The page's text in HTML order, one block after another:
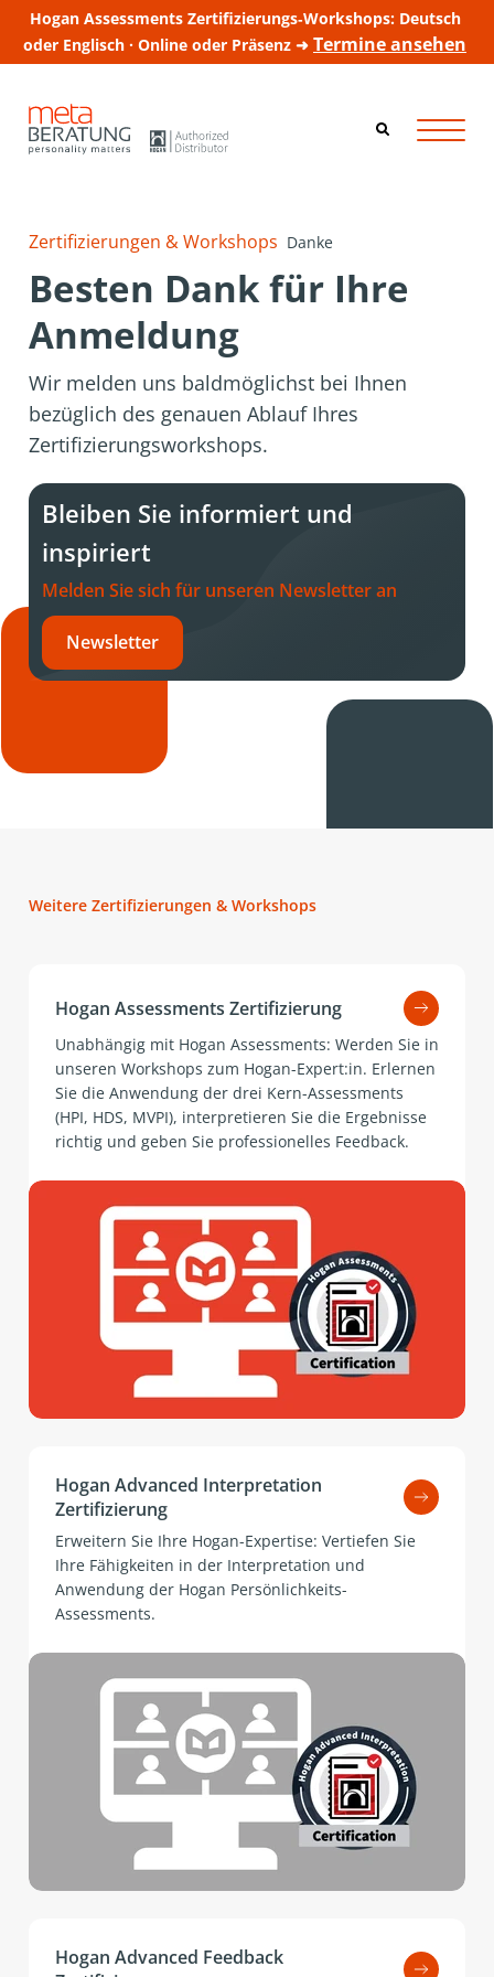
Hogan Assessments Zertifizierungs‑Workshops: Deutsch
oder Englisch · Online oder Präsenz ➜ Termine ansehen
Zertifizierungen & Workshops Danke
Besten Dank für Ihre
Anmeldung
Wir melden uns baldmöglichst bei Ihnen
bezüglich des genauen Ablauf Ihres
Zertifizierungsworkshops.
Bleiben Sie informiert und
inspiriert
Melden Sie sich für unseren Newsletter an
Newsletter
Weitere Zertifizierungen & Workshops
Hogan Assessments Zertifizierung
Unabhängig mit Hogan Assessments: Werden Sie in
unseren Workshops zum Hogan-Expert:in. Erlernen
Sie die Anwendung der drei Kern-Assessments
(HPI, HDS, MVPI), interpretieren Sie die Ergebnisse
richtig und geben Sie professionelles Feedback.
Hogan Advanced Interpretation
Zertifizierung
Erweitern Sie Ihre Hogan-Expertise: Vertiefen Sie
Ihre Fähigkeiten in der Interpretation und
Anwendung der Hogan Persönlichkeits-
Assessments.
Hogan Advanced Feedback